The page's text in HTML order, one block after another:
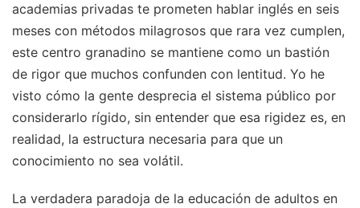
academias privadas te prometen hablar inglés en seis
meses con métodos milagrosos que rara vez cumplen,
este centro granadino se mantiene como un bastión
de rigor que muchos confunden con lentitud. Yo he
visto cómo la gente desprecia el sistema público por
considerarlo rígido, sin entender que esa rigidez es, en
realidad, la estructura necesaria para que un
conocimiento no sea volátil.
La verdadera paradoja de la educación de adultos en